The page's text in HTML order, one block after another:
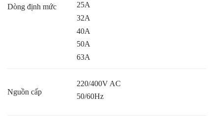
Dòng định mức
25A
32A
40A
50A
63A
Nguồn cấp
220/400V AC
50/60Hz